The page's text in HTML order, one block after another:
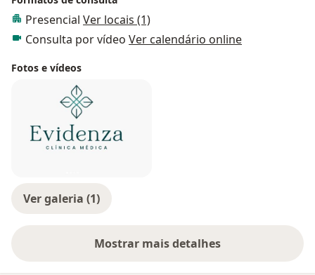
Presencial Ver locais (1)
Consulta por vídeo Ver calendário online
Fotos e vídeos
Ver galeria (1)
Mostrar mais detalhes
sobre a experiência